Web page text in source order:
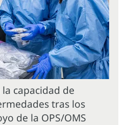
capacidad de
tras los
de la OPS/OMS